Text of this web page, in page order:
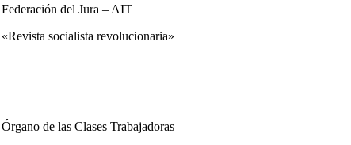
Federación del Jura – AIT
«Revista socialista revolucionaria»
Órgano de las Clases Trabajadoras